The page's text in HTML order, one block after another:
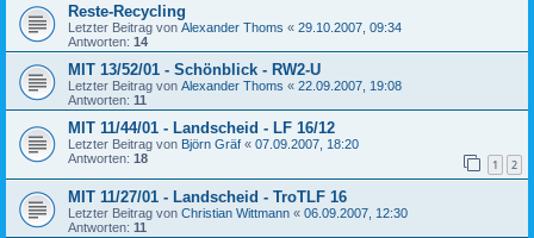
Reste-Recycling
Letzter Beitrag von Alexander Thoms « 29.10.2007, 09:34
Antworten: 14
MIT 13/52/01 - Schönblick - RW2-U
Letzter Beitrag von Alexander Thoms « 22.09.2007, 19:08
Antworten: 11
MIT 11/44/01 - Landscheid - LF 16/12
Letzter Beitrag von Björn Gräf « 07.09.2007, 18:20
Antworten: 18 1 2
MIT 11/27/01 - Landscheid - TroTLF 16
Letzter Beitrag von Christian Wittmann « 06.09.2007, 12:30
Antworten: 11